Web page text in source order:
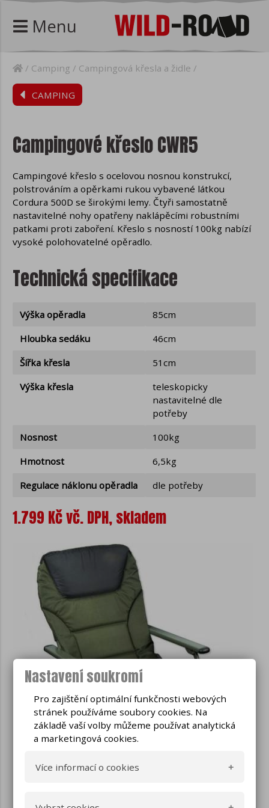
Menu
Camping Campingová křesla a židle
CAMPING
Campingové křeslo CWR5
Campingové křeslo s ocelovou nosnou konstrukcí,
polstrováním a opěrkami rukou vybavené látkou
Cordura 500D se širokými lemy. Čtyři samostatně
nastavitelné nohy opatřeny naklápěcími robustními
patkami proti zaboření. Křeslo s nosností 100kg nabízí
vysoké polohovatelné opěradlo.
Technická specifikace
Výška opěradla
85cm
Hloubka sedáku
46cm
Šířka křesla
51cm
Výška křesla
teleskopicky
nastavitelné dle
potřeby
Nosnost
100kg
Hmotnost
6,5kg
Regulace náklonu opěradla
dle potřeby
1.799 Kč vč. DPH, skladem
Nastavení soukromí
Pro zajištění optimální funkčnosti webových
stránek používáme soubory cookies. Na
základě vaší volby můžeme používat analytická
a marketingová cookies.
Více informací o cookies
Co jsou cookies